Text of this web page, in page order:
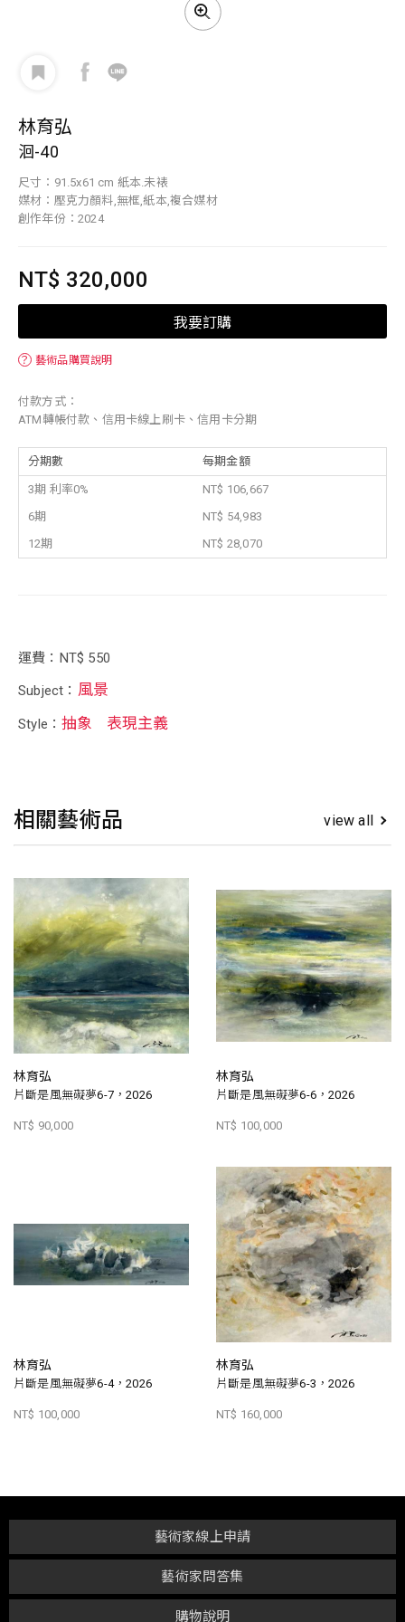
林育弘
洄-40
尺寸：91.5x61 cm 紙本.未裱
媒材：壓克力顏料,無框,紙本,複合媒材
創作年份：2024
NT$ 320,000
我要訂購
？ 藝術品購買說明
付款方式：
ATM轉帳付款、信用卡線上刷卡、信用卡分期
分期數 每期金額
3期 利率0%
NT$ 106,667
6期
NT$ 54,983
12期
NT$ 28,070
運費：NT$ 550
Subject： 風景
Style：抽象 表現主義
相關藝術品 view all
林育弘
片斷是風無礙夢6-7，2026
NT$ 90,000
林育弘
片斷是風無礙夢6-6，2026
NT$ 100,000
林育弘
片斷是風無礙夢6-4，2026
NT$ 100,000
林育弘
片斷是風無礙夢6-3，2026
NT$ 160,000
購物說明
藝術家問答集
藝術家線上申請